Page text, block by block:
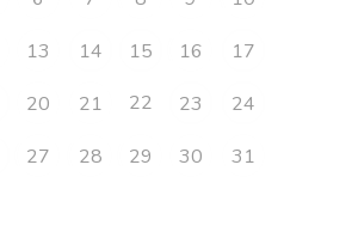
13 14 15 16
17
20 21 22 23
24
27 28 29 30 31